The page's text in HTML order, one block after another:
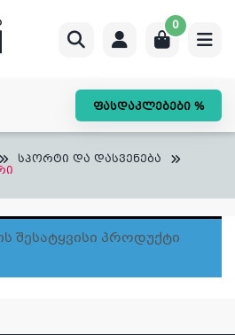
0
ფასდაკლებები %
სპორტი და დასვენება
Შესატყვისი Პროდუქტი